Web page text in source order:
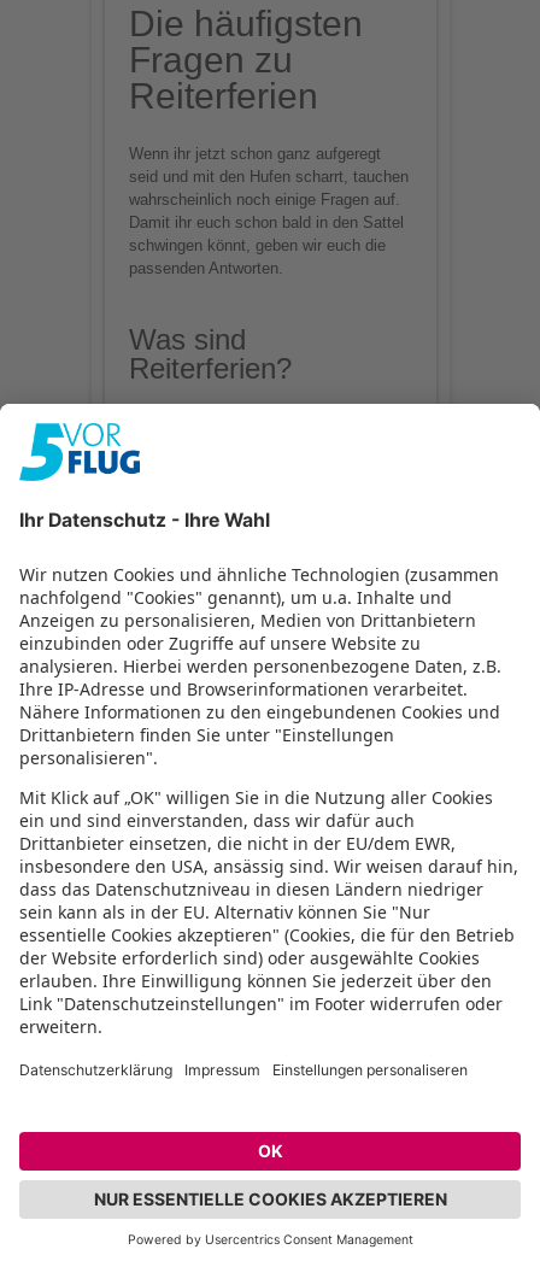
Die häufigsten
Fragen zu
Reiterferien
Wenn ihr jetzt schon ganz aufgeregt
seid und mit den Hufen scharrt, tauchen
wahrscheinlich noch einige Fragen auf.
Damit ihr euch schon bald in den Sattel
schwingen könnt, geben wir euch die
passenden Antworten.
Was sind
Reiterferien?
reitet. Dabei gibt es verschiedene
Reisens gestalten könnt. Zum
Hotel zu buchen und von einem
Reiterhof in der Nähe einen
mehrstündigen Reitausflugoder einen
Tagesausritt zu starten
beziehungsweise an einem
(Schnupper-)Reitkursteilzunehmen.
Möchtet ihr mehr Pferde-Erlebnisse,
übernachtet ihr auf einemBauern- oder
Reiterhof
mit und unternehmt mehrere längere
oder kürzere Ausritte.
Der ultimative Reittraum geht bei einem
mehrtägigen Wanderrittin Erfüllung.
Hier seid ihr mehrere Tage unterwegs
und startet entweder von einem Hof zu
verschiedenen Ausflügen oder reitet von
einem Ort zum anderen. Zwischendurch
übernachtet ihr, je nach Abenteuerlust,
einen Wellnesstag ein. Abhängig davon,
organisierten Touren teil. Möchtet ihr
das Erlebnis mit eurem
teilen, erkundigt euch vorher, wo ihr es
unterstellen könnt, ansonsten schwingt
ihr euch vor Ort auf ein Leihpferd